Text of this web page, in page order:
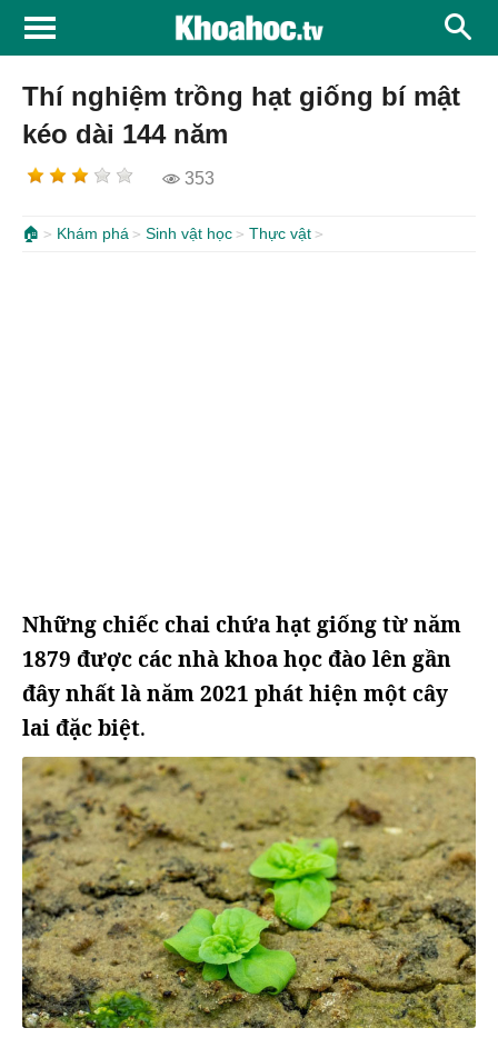
Thí nghiệm trồng hạt giống bí mật
kéo dài 144 năm
353
🏠 Khám phá Sinh vật học Thực vật
Những chiếc chai chứa hạt giống từ năm
1879 được các nhà khoa học đào lên gần
đây nhất là năm 2021 phát hiện một cây
lai đặc biệt.